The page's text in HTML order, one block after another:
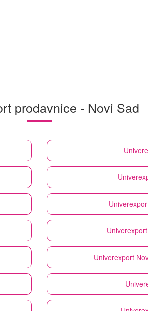
prodavnice - Novi Sad
Univerexport
Univerexport